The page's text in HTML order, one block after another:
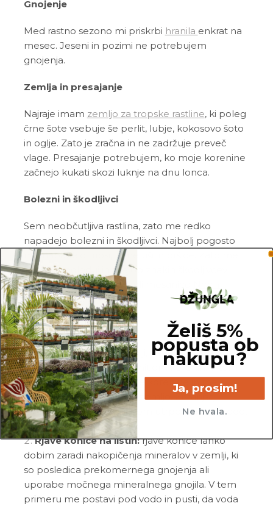
Gnojenje
Med rastno sezono mi priskrbi hranila enkrat na
mesec. Jeseni in pozimi ne potrebujem
gnojenja.
Zemlja in presajanje
Najraje imam zemljo za tropske rastline, ki poleg
črne šote vsebuje še perlit, lubje, kokosovo šoto
in oglje. Zato je zračna in ne zadržuje preveč
vlage. Presajanje potrebujem, ko moje korenine
začnejo kukati skozi luknje na dnu lonca.
Bolezni in škodljivci
Sem neobčutljiva rastlina, zato me redko
napadejo bolezni in škodljivci. Najbolj pogosto
me napadejo tripsi, listne uši in pršice. Zato me
redno pregleduj in me ob znakih škodljivcev
pozdravi z insekticidom ali mešanico
Neem
tonikain vode.
Pogoste težave
Gnitje:če stojim v zemlji, ki je konstantno
mokra, bom reagirala z gnitjem korenin. V tem
primeru mi poreži nagnite korenine in me
presadi v svežo in zračno zemljo. Zmanjšaj
pogostost zalivanja, saj bom utrpela manj škode,
če me zalivaš redkeje.
Rjave konice na listih:rjave konice lahko
dobim zaradi nakopičenja mineralov v zemlji, ki
so posledica prekomernega gnojenja ali
uporabe močnega mineralnega gnojila. V tem
primeru me postavi pod vodo in pusti, da voda
Želiš 5%
popusta ob
nakupu?
Ja, prosim!
Ne hvala.